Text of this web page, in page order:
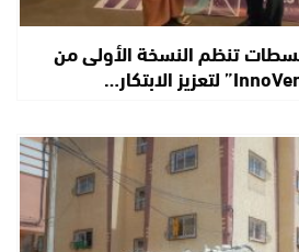
تنظم النسخة الأولى من